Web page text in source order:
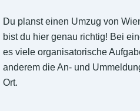
Du planst einen Umzug von
bist du hier genau richtig! Bei
es viele organisatorische
anderem die An- und
Ort.